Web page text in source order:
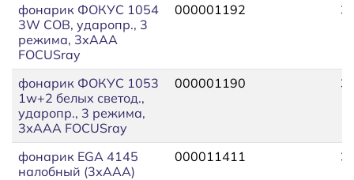
фонарик ФОКУС 1054
3W COB, ударопр., 3
режима, 3хААА
FOCUSray
000001192
фонарик ФОКУС 1053
1w+2 белых светод.,
ударопр., 3 режима,
3хААА FOCUSray
000001190
фонарик EGA 4145
налобный (3хААА)
000011411